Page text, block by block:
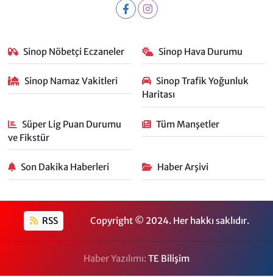
Sinop Nöbetçi Eczaneler Sinop Hava Durumu
Sinop Namaz Vakitleri
Sinop Trafik Yoğunluk
Haritası
Süper Lig Puan Durumu
ve Fikstür
Tüm Manşetler
Son Dakika Haberleri Haber Arşivi
RSS Copyright © 2024. Her hakkı saklıdır.
Haber Yazılımı:TE Bilişim